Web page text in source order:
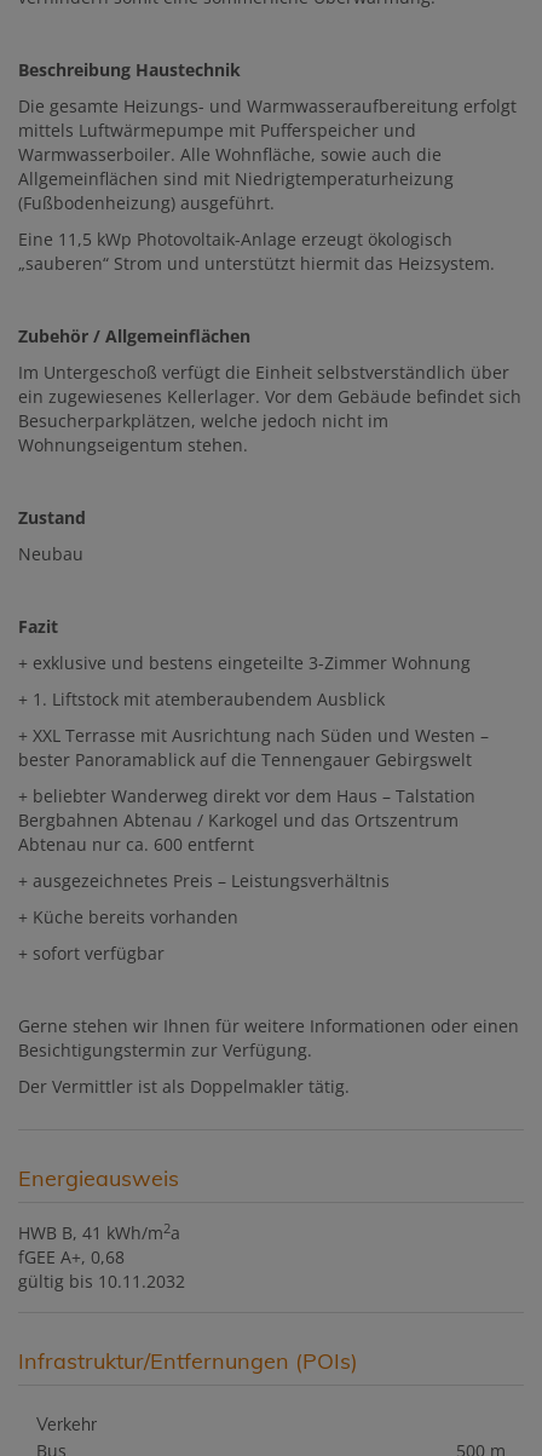
Beschreibung Haustechnik
Die gesamte Heizungs- und Warmwasseraufbereitung erfolgt
mittels Luftwärmepumpe mit Pufferspeicher und
Warmwasserboiler. Alle Wohnfläche, sowie auch die
Allgemeinflächen sind mit Niedrigtemperaturheizung
(Fußbodenheizung) ausgeführt.
Eine 11,5 kWp Photovoltaik-Anlage erzeugt ökologisch
„sauberen“ Strom und unterstützt hiermit das Heizsystem.
Zubehör / Allgemeinflächen
Im Untergeschoß verfügt die Einheit selbstverständlich über
ein zugewiesenes Kellerlager. Vor dem Gebäude befindet sich
Besucherparkplätzen, welche jedoch nicht im
Wohnungseigentum stehen.
Zustand
Neubau
Fazit
+ exklusive und bestens eingeteilte 3-Zimmer Wohnung
+ 1. Liftstock mit atemberaubendem Ausblick
+ XXL Terrasse mit Ausrichtung nach Süden und Westen –
bester Panoramablick auf die Tennengauer Gebirgswelt
+ beliebter Wanderweg direkt vor dem Haus – Talstation
Bergbahnen Abtenau / Karkogel und das Ortszentrum
Abtenau nur ca. 600 entfernt
+ ausgezeichnetes Preis – Leistungsverhältnis
+ Küche bereits vorhanden
+ sofort verfügbar
Gerne stehen wir Ihnen für weitere Informationen oder einen
Besichtigungstermin zur Verfügung.
Der Vermittler ist als Doppelmakler tätig.
Energieausweis
HWB B, 41 kWh/m2a
fGEE A+, 0,68
gültig bis 10.11.2032
Infrastruktur/Entfernungen (POIs)
Verkehr
Bus 500 m